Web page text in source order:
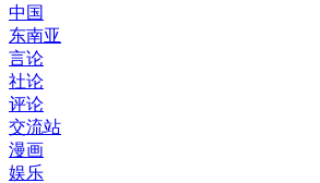
中国
东南亚
言论
社论
评论
交流站
漫画
娱乐